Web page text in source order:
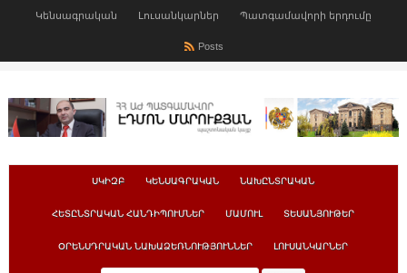
Կենսագրական Լուսանկարներ Պատգամավորի երդումը
Posts
ՍԿԻԶԲ ԿԵՆՍԱԳՐԱԿԱՆ ՆԱԽԸՆՏՐԱԿԱՆ
ՀԵՏԸՆՏՐԱԿԱՆ ՀԱՆԴԻՊՈՒՄՆԵՐ ՄԱՄՈՒԼ ՏԵՍԱՆՅՈՒԹԵՐ
ՕՐԵՆՍԴՐԱԿԱՆ ՆԱԽԱՁԵՌՆՈՒԹՅՈՒՆՆԵՐ ԼՈՒՍԱՆԿԱՐՆԵՐ